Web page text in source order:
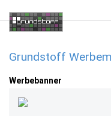
Grundstoff
Werbebanner